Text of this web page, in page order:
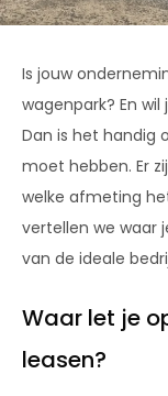
Is jouw
wagenpark? En
Dan is het handig
moet hebben. Er
welke afmeting
vertellen we waar
van de ideale
Waar let je
leasen?